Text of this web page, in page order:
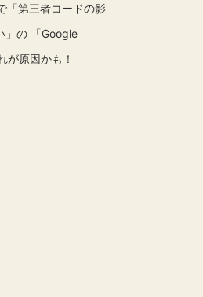
「第三者コードの影
」の 「Google
が原因かも！